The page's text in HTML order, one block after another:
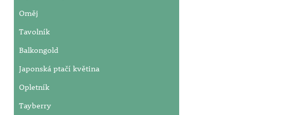
Oměj
Tavolník
Balkongold
Japonská ptačí květina
Opletník
Tayberry